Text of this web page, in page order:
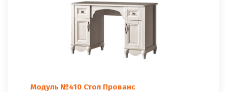
Модуль №410 Стол Прованс